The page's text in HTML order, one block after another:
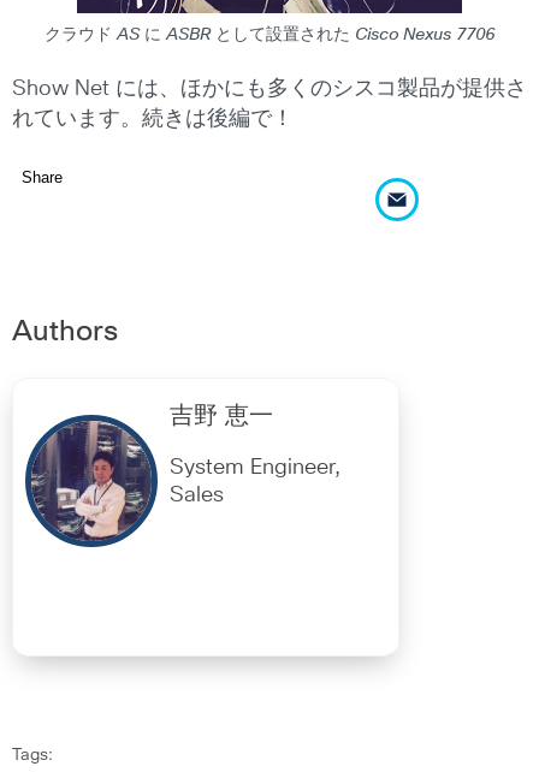
クラウド AS に ASBR として設置された Cisco Nexus 7706
Show Net には、ほかにも多くのシスコ製品が提供さ
れています。続きは後編で！
Share
Authors
吉野 恵一
System Engineer,
Sales
Tags: